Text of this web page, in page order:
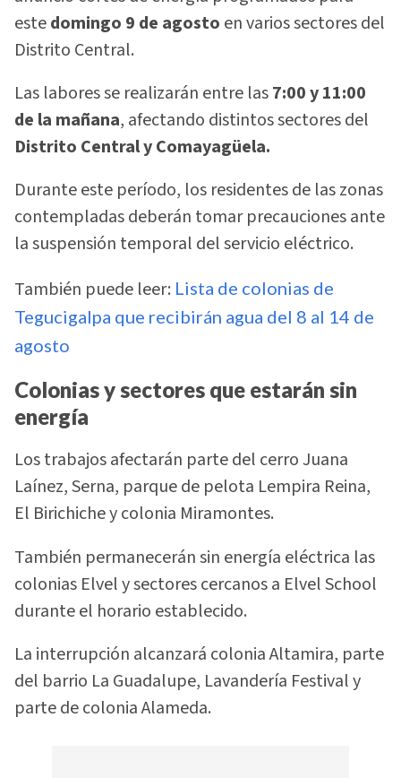
estedomingo 9 de agosto en varios sectores del
Distrito Central.
Las labores se realizarán entre las7:00 y 11:00
de la mañana, afectando distintos sectores del
Distrito Central y Comayagüela.
Durante este período, los residentes de las zonas
contempladas deberán tomar precauciones ante
la suspensión temporal del servicio eléctrico.
También puede leer: Lista de colonias de
Tegucigalpa que recibirán agua del 8 al 14 de
agosto
Colonias y sectores que estarán sin
energía
Los trabajos afectarán parte del cerro Juana
Laínez, Serna, parque de pelota Lempira Reina,
El Birichiche y colonia Miramontes.
También permanecerán sin energía eléctrica las
colonias Elvel y sectores cercanos a Elvel School
durante el horario establecido.
La interrupción alcanzará colonia Altamira, parte
del barrio La Guadalupe, Lavandería Festival y
parte de colonia Alameda.